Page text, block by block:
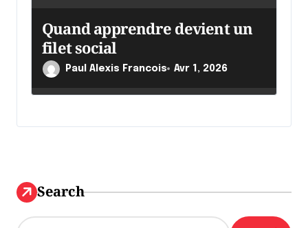
Quand apprendre devient un
filet social
Paul Alexis Francois Avr 1, 2026
Search